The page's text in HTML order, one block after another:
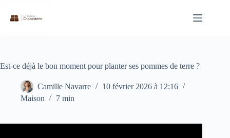
contenu
Est-ce déjà le bon moment pour planter ses pommes de terre ?
Camille Navarre
10 février 2026 à 12:16
Maison
7 min